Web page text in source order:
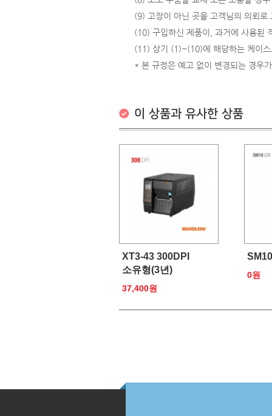
(9) 고장이 아닌 곳을 고객님의 의뢰로
(10) 구입하신 제품이, 과거에 사용된
(11) 상기 (1)~(10)에 해당하는 케이
* 본 규정은 예고 없이 변경되는 경우
이 상품과 유사한 상품
XT3-43 300DPI
소유형(3년)
37,400원
0원